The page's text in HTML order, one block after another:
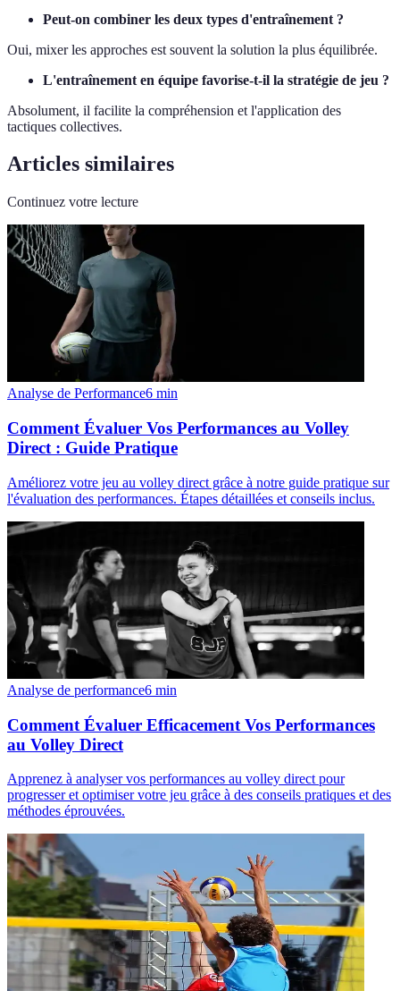
Peut-on combiner les deux types d'entraînement ?
Oui, mixer les approches est souvent la solution la plus équilibrée.
L'entraînement en équipe favorise-t-il la stratégie de jeu ?
Absolument, il facilite la compréhension et l'application des
tactiques collectives.
Articles similaires
Continuez votre lecture
Analyse de Performance6 min
Comment Évaluer Vos Performances au Volley
Direct : Guide Pratique
Améliorez votre jeu au volley direct grâce à notre guide pratique sur
l'évaluation des performances. Étapes détaillées et conseils inclus.
Analyse de performance6 min
Comment Évaluer Efficacement Vos Performances
au Volley Direct
Apprenez à analyser vos performances au volley direct pour
progresser et optimiser votre jeu grâce à des conseils pratiques et des
méthodes éprouvées.